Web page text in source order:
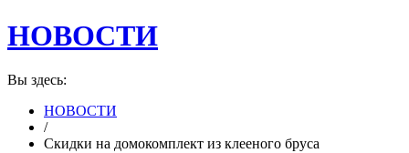
НОВОСТИ
Вы здесь:
НОВОСТИ
/
Скидки на домокомплект из клееного бруса